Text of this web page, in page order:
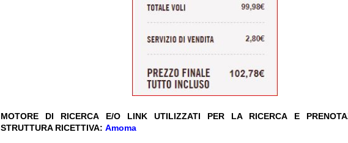
MOTORE DI RICERCA E/O LINK UTILIZZATI PER LA RICERCA E
STRUTTURA RICETTIVA: Amoma